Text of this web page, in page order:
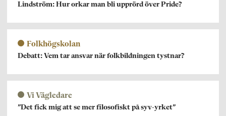
Lindström: Hur orkar man bli upprörd över Pride?
Folkhögskolan
Debatt: Vem tar ansvar när folkbildningen tystnar?
Vi Vägledare
”Det fick mig att se mer filosofiskt på syv-yrket”